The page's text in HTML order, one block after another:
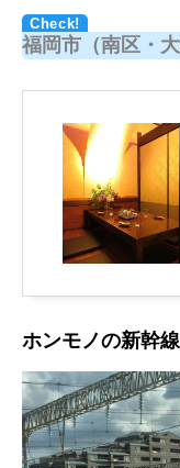
福岡市（南区・
ホンモノの新幹